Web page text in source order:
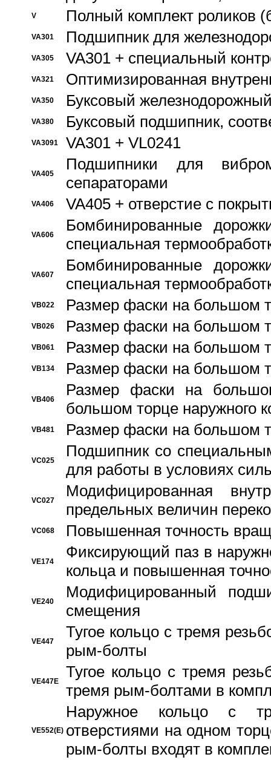
V Полный комплект роликов
VA301 Подшипник для
VA305 VA301 + специальный
VA321 Оптимизированная
VA350 Буксовый
VA380 Буксовый подшипник,
VA3091 VA301 + VL0241
VA405
Подшипники для
сепараторами
VA406 VA405 + отверстие с
VA606
Бомбинированные
специальная
VA607
Бомбинированные
специальная
VB022 Размер фаски на большом
VB026 Размер фаски на большом
VB061 Размер фаски на большом
VB134 Размер фаски на большом
VB406
Размер фаски на
большом торце наружного
VB481 Размер фаски на большом
VC025
Подшипник со
для работы в условиях
VC027
Модифицированная
предельных величин
VC068 Повышенная точность
VE174
Фиксирующий паз в
кольца и повышенная
VE240
Модифицированный
смещения
VE447
Тугое кольцо с тремя
рым-болты
VE447E
Тугое кольцо с тремя
тремя рым-болтами в
VE552(E)
Наружное кольцо с
отверстиями на одном
рым-болты входят в